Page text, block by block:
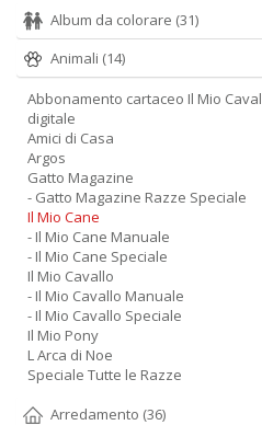
Album da colorare (31)
Animali (14)
Abbonamento cartaceo Il Mio
digitale
Amici di Casa
Argos
Gatto Magazine
- Gatto Magazine Razze Speciale
Il Mio Cane
- Il Mio Cane Manuale
- Il Mio Cane Speciale
Il Mio Cavallo
- Il Mio Cavallo Manuale
- Il Mio Cavallo Speciale
Il Mio Pony
L Arca di Noe
Speciale Tutte le Razze
Arredamento (36)